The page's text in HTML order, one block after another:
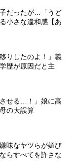
だったが…「うど
小さな違和感【あ
りしたのよ！」義
歴が原因だと主
させる…！」娘に高
の大誤算
味なヤツらが媚び
らすべてを許さな